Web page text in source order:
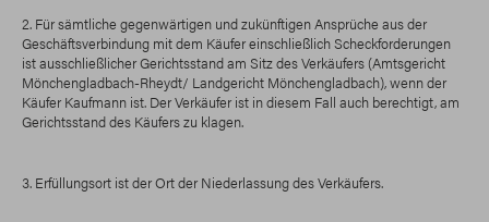
2. Für sämtliche gegenwärtigen und zukünftigen Ansprüche aus der
Geschäftsverbindung mit dem Käufer einschließlich Scheckforderungen
ist ausschließlicher Gerichtsstand am Sitz des Verkäufers (Amtsgericht
Mönchengladbach-Rheydt/ Landgericht Mönchengladbach), wenn der
Käufer Kaufmann ist. Der Verkäufer ist in diesem Fall auch berechtigt, am
Gerichtsstand des Käufers zu klagen.
3. Erfüllungsort ist der Ort der Niederlassung des Verkäufers.